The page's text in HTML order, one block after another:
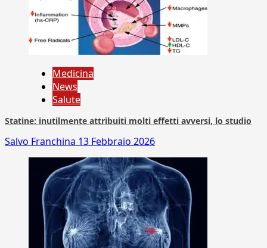
Medicina
News
Salute
Statine: inutilmente attribuiti molti effetti avversi, lo studio
Salvo Franchina 13 Febbraio 2026